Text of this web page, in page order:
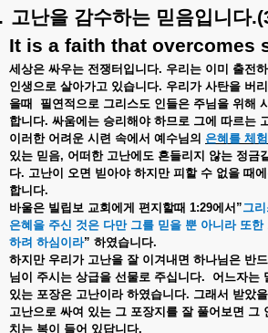
고난을 감수하는 믿음입니다
It is a faith that overcomes
세상은 싸우는 전쟁터입니다. 우리는 이미 출전
인생으로 살아가고 있습니다. 우리가 사탄을 버
을때
필연적으로 그리스도 인들은 주님을 위해
합니다. 싸움에는 승리해야 하므로 그에 따르는
이러한 어려운 시련 속에서 예수님의 은혜를 체
있는 믿음, 어떠한 고난에도 흔들리지 않는 정금
다. 고난이 오면 빋아야 하지만 피할 수 없을 때
합니다.
바울은 빌립보 교회에게 편지할때 1:29에서 ”그
은혜을 주신 것은 다만 그를 믿을 뿐 아니라 또한
하려 하심이라” 하였습니다.
하지만 우리가 고난을 잘 이겨내면 하나님은 반드
님이
주시는 상급을 선물로 주십니다. 어느자는
있는 포장은 고난이라 하였습니다. 그래서 받았을
고난으로 싸여 있는 그 포장지를 잘 풀어보면 그
치는 복이 들어 있답니다.